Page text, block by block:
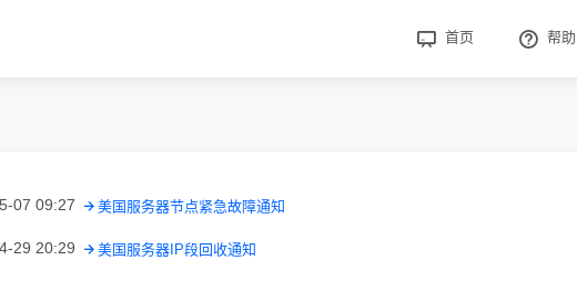
首页 帮助
07 09:27 美国服务器节点紧急故障通知
29 20:29 美国服务器IP段回收通知